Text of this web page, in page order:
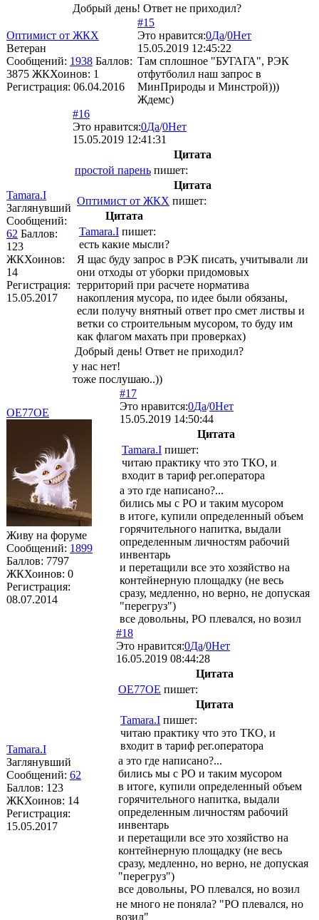
Добрый день! Ответ не приходил?
Оптимист от ЖКХ
Ветеран
Сообщений: 1938 Баллов:
3875 ЖКХоинов: 1
Регистрация: 06.04.2016
#15
Это нравится:0Да/0Нет
15.05.2019 12:45:22
Там сплошное "БУГАГА", РЭК
отфутболил наш запрос в
МинПрироды и Минстрой)))
Ждемс)
Tamara.I
Заглянувший
Сообщений:
62 Баллов:
123
ЖКХоинов:
14
Регистрация:
15.05.2017
#16
Это нравится:0Да/0Нет
15.05.2019 12:41:31
Цитата
простой парень пишет:
Цитата
Оптимист от ЖКХ пишет:
Цитата
Tamara.I пишет:
есть какие мысли?
Я щас буду запрос в РЭК писать, учитывали ли
они отходы от уборки придомовых
территорий при расчете норматива
накопления мусора, по идее были обязаны,
если получу внятный ответ про смет листвы и
ветки со строительным мусором, то буду им
как флагом махать при проверках)
Добрый день! Ответ не приходил?
у нас нет!
тоже послушаю..))
OE77OE
Живу на форуме
Сообщений: 1899
Баллов: 7797
ЖКХоинов: 0
Регистрация:
08.07.2014
#17
Это нравится:0Да/0Нет
15.05.2019 14:50:44
Цитата
Tamara.I пишет:
читаю практику что это ТКО, и
входит в тариф рег.оператора
а это где написано?...
бились мы с РО и таким мусором
в итоге, купили определенный объем
горячительного напитка, выдали
определенным личностям рабочий
инвентарь
и перетащили все это хозяйство на
контейнерную площадку (не весь
сразу, медленно, но верно, не допуская
"перегруз")
все довольны, РО плевался, но возил
Tamara.I
Заглянувший
Сообщений: 62
Баллов: 123
ЖКХоинов: 14
Регистрация:
15.05.2017
#18
Это нравится:0Да/0Нет
16.05.2019 08:44:28
Цитата
OE77OE пишет:
Цитата
Tamara.I пишет:
читаю практику что это ТКО, и
входит в тариф рег.оператора
а это где написано?...
бились мы с РО и таким мусором
в итоге, купили определенный объем
горячительного напитка, выдали
определенным личностям рабочий
инвентарь
и перетащили все это хозяйство на
контейнерную площадку (не весь
сразу, медленно, но верно, не допуская
"перегруз")
все довольны, РО плевался, но возил
не много не поняла? "РО плевался, но
возил"